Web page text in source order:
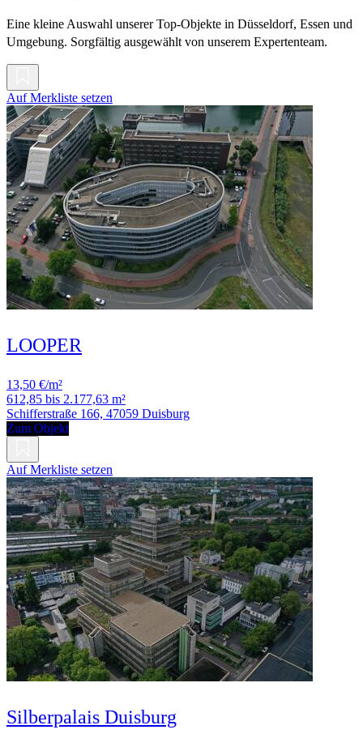
Eine kleine Auswahl unserer Top-Objekte in Düsseldorf, Essen und
Umgebung. Sorgfältig ausgewählt von unserem Expertenteam.
Auf Merkliste setzen
LOOPER
13,50 €/m²
612,85 bis 2.177,63 m²
Schifferstraße 166, 47059 Duisburg
Zum Objekt
Auf Merkliste setzen
Silberpalais Duisburg